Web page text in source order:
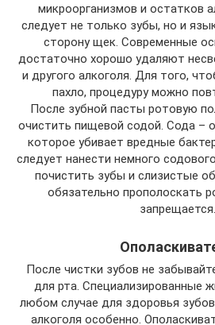
микроорганизмов и остатков
следует не только зубы, но и
сторону щек. Современные
достаточно хорошо удаляют
и другого алкоголя. Для того,
пахло, процедуру можно
После зубной пасты ротовую
очистить пищевой содой. Сода –
которое убивает вредные
следует нанести немного
почистить зубы и слизистые
обязательно прополоскать
запрещается.
После чистки зубов не
для рта. Специализированные
любом случае для здоровья
алкоголя особенно.